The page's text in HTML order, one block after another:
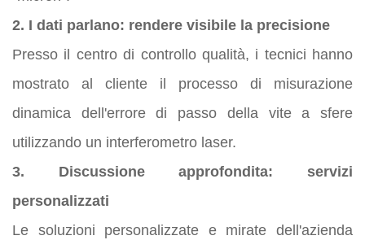
2. I dati parlano: rendere visibile la precisione
Presso il centro di controllo qualità, i tecnici hanno
mostrato al cliente il processo di misurazione
dinamica dell'errore di passo della vite a sfere
utilizzando un interferometro laser.
3. Discussione approfondita: servizi
personalizzati
Le soluzioni personalizzate e mirate dell'azienda